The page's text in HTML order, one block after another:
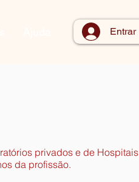
Entrar
privados e de Hospitais
da profissão.